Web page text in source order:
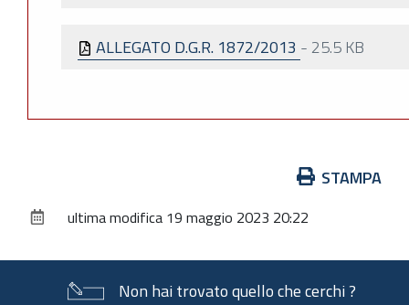
ALLEGATO D.G.R. 1872/2013 - 25.5 KB
documento
STAMPA
ultima modifica 19 maggio 2023 20:22
Non hai trovato quello che cerchi ?